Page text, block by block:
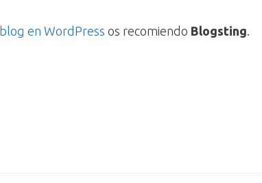
en WordPress os recomiendo Blogsting